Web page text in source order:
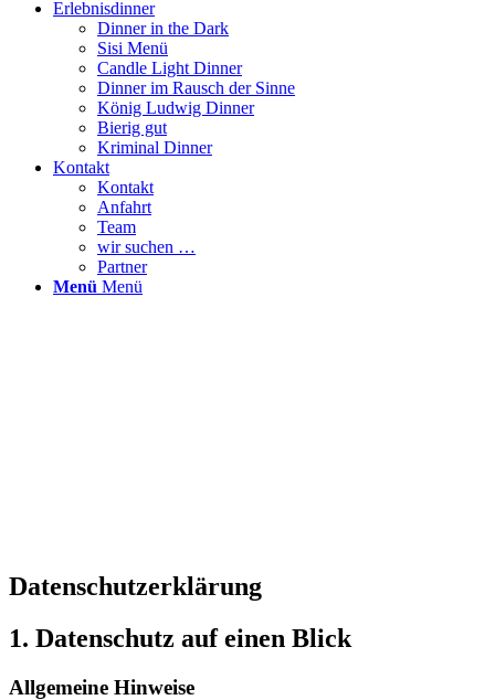
Erlebnisdinner
Dinner in the Dark
Sisi Menü
Candle Light Dinner
Dinner im Rausch der Sinne
König Ludwig Dinner
Bierig gut
Kriminal Dinner
Kontakt
Kontakt
Anfahrt
Team
wir suchen …
Partner
Menü Menü
Datenschutz­erklärung
1. Datenschutz auf einen Blick
Allgemeine Hinweise